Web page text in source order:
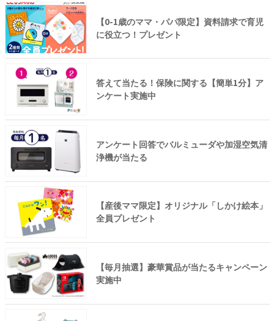
【0-1歳のママ・パパ限定】資料請求で育児
に役立つ！プレゼント
答えて当たる！保険に関する【簡単1分】ア
ンケート実施中
アンケート回答でバルミューダや加湿空気清
浄機が当たる
【産後ママ限定】オリジナル「しかけ絵本」
全員プレゼント
【毎月抽選】豪華賞品が当たるキャンペーン
実施中